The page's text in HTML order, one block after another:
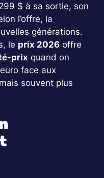
$ à sa sortie, son
l’offre, la
générations.
le prix 2026 offre
prix quand on
face aux
souvent plus